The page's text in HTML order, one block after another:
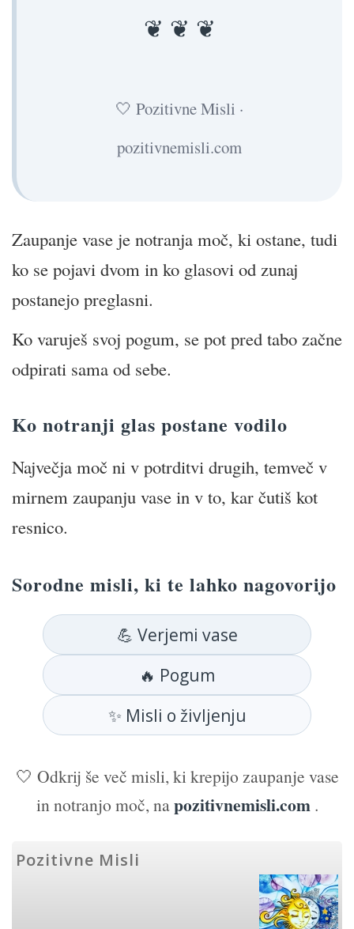
❦ ❦ ❦
🤍 Pozitivne Misli ·
pozitivnemisli.com
Zaupanje vase je notranja moč, ki ostane, tudi
ko se pojavi dvom in ko glasovi od zunaj
postanejo preglasni.
Ko varuješ svoj pogum, se pot pred tabo začne
odpirati sama od sebe.
Ko notranji glas postane vodilo
Največja moč ni v potrditvi drugih, temveč v
mirnem zaupanju vase in v to, kar čutiš kot
resnico.
Sorodne misli, ki te lahko nagovorijo
💪 Verjemi vase
🔥 Pogum
✨ Misli o življenju
🤍 Odkrij še več misli, ki krepijo zaupanje vase
in notranjo moč, napozitivnemisli.com .
Pozitivne Misli